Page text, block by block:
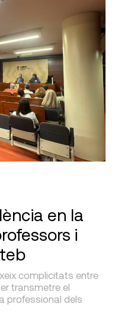
en la
i
complicitats entre
transmetre el
professional dels